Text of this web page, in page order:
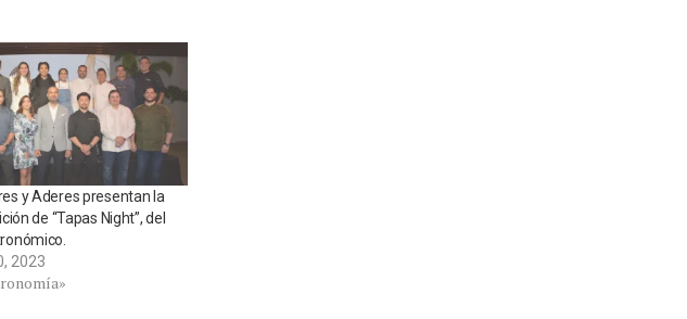
y Aderes presentan la
de “Tapas Night”, del
2023